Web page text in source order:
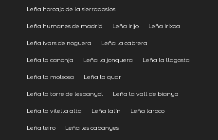
Leña horcajo de la sierraaoslos
Leña humanes de madrid Leña irijo Leña irixoa
Leña ivars de noguera Leña la cabrera
Leña la canonja Leña la jonquera Leña la llagosta
Leña la molsosa Leña la quar
Leña la torre de lespanyol Leña la vall de bianya
Leña la vilella alta Leña lalín Leña laroco
Leña leiro Leña les cabanyes